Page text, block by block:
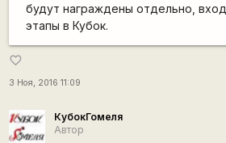
будут награждены отдельно,
этапы в Кубок.
favorite_border
3 Ноя, 2016 11:09
КубокГомеля
Автор